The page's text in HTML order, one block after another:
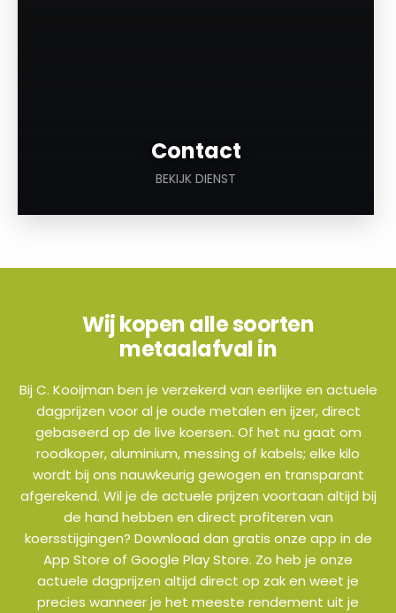
Contact
BEKIJK DIENST
Wij kopen alle soorten
metaalafval in
Bij C. Kooijman ben je verzekerd van eerlijke en actuele
dagprijzen voor al je oude metalen en ijzer, direct
gebaseerd op de live koersen. Of het nu gaat om
roodkoper, aluminium, messing of kabels; elke kilo
wordt bij ons nauwkeurig gewogen en transparant
afgerekend. Wil je de actuele prijzen voortaan altijd bij
de hand hebben en direct profiteren van
koersstijgingen? Download dan gratis onze app in de
App Store of Google Play Store. Zo heb je onze
actuele dagprijzen altijd direct op zak en weet je
precies wanneer je het meeste rendement uit je